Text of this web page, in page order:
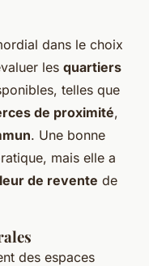
dans le choix
les quartiers
telles que
de proximité,
. Une bonne
mais elle a
de revente de
des espaces